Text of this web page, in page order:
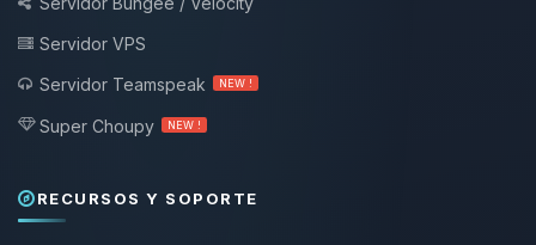
Servidor VPS
Servidor Teamspeak
NEW !
Super Choupy NEW !
RECURSOS Y SOPORTE